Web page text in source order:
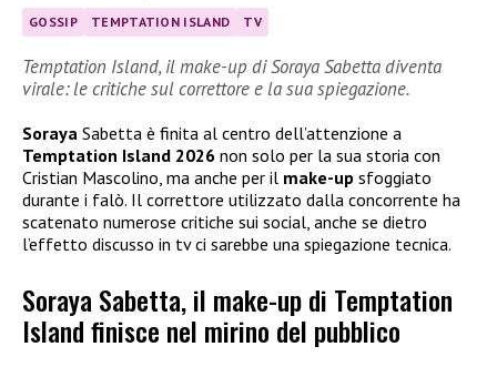
GOSSIP TEMPTATION ISLAND TV
Temptation Island, il make-up di Soraya Sabetta diventa
virale: le critiche sul correttore e la sua spiegazione.
Soraya Sabetta è finita al centro dell’attenzione a
Temptation Island 2026 non solo per la sua storia con
Cristian Mascolino, ma anche per il make-up sfoggiato
durante i falò. Il correttore utilizzato dalla concorrente ha
scatenato numerose critiche sui social, anche se dietro
l’effetto discusso in tv ci sarebbe una spiegazione tecnica.
Soraya Sabetta, il make-up di Temptation
Island finisce nel mirino del pubblico